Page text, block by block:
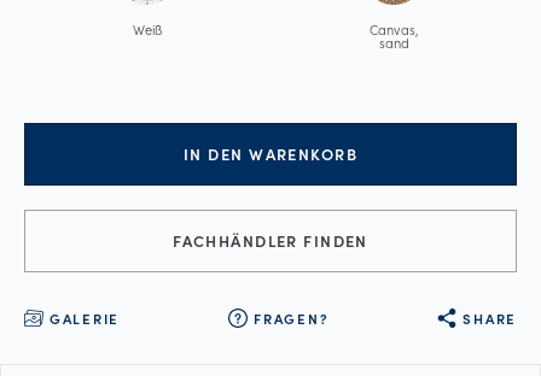
Weiß Canvas,
sand
IN DEN WARENKORB
FACHHÄNDLER FINDEN
GALERIE FRAGEN? SHARE